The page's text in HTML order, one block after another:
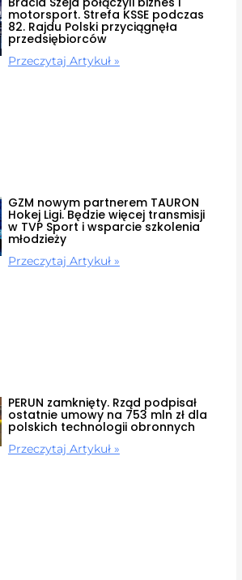
motorsport. Strefa KSSE podczas
82. Rajdu Polski przyciągnęła
przedsiębiorców
Przeczytaj Artykuł »
GZM nowym partnerem TAURON
Hokej Ligi. Będzie więcej transmisji
w TVP Sport i wsparcie szkolenia
młodzieży
Przeczytaj Artykuł »
PERUN zamknięty. Rząd podpisał
ostatnie umowy na 753 mln zł dla
polskich technologii obronnych
Przeczytaj Artykuł »